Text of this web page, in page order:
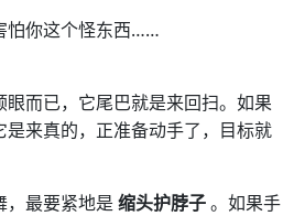
怕你这个怪东西……
而已，它尾巴就是来回扫。如果
来真的，正准备动手了，目标就
，最要紧地是 缩头护脖子。如果手